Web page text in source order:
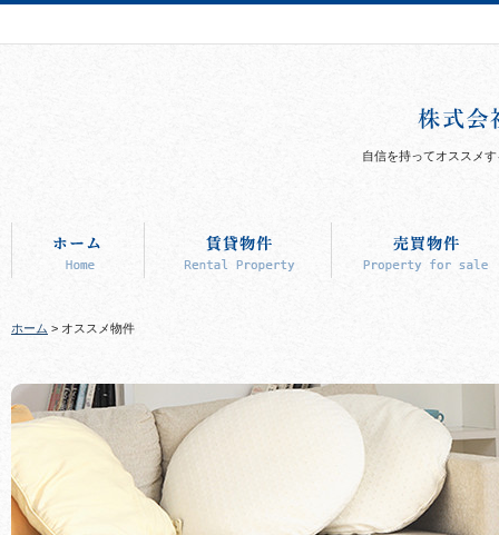
自信を持ってオススメ
ホーム > オススメ物件